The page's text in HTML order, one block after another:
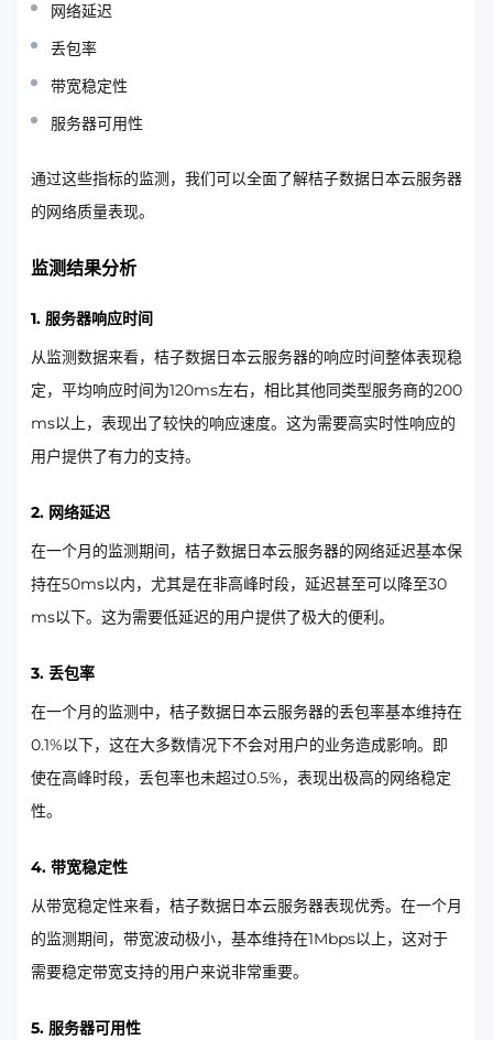
网络延迟
丢包率
带宽稳定性
服务器可用性
通过这些指标的监测，我们可以全面了解桔子数据日本云服务器
的网络质量表现。
监测结果分析
1. 服务器响应时间
从监测数据来看，桔子数据日本云服务器的响应时间整体表现稳
定，平均响应时间为120ms左右，相比其他同类型服务商的200
ms以上，表现出了较快的响应速度。这为需要高实时性响应的
用户提供了有力的支持。
2. 网络延迟
在一个月的监测期间，桔子数据日本云服务器的网络延迟基本保
持在50ms以内，尤其是在非高峰时段，延迟甚至可以降至30
ms以下。这为需要低延迟的用户提供了极大的便利。
3. 丢包率
在一个月的监测中，桔子数据日本云服务器的丢包率基本维持在
0.1%以下，这在大多数情况下不会对用户的业务造成影响。即
使在高峰时段，丢包率也未超过0.5%，表现出极高的网络稳定
性。
4. 带宽稳定性
从带宽稳定性来看，桔子数据日本云服务器表现优秀。在一个月
的监测期间，带宽波动极小，基本维持在1Mbps以上，这对于
需要稳定带宽支持的用户来说非常重要。
5. 服务器可用性